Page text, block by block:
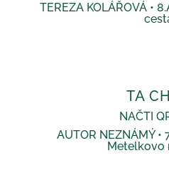
TEREZA KOLÁŘOVÁ •
TA
NAČTI
AUTOR NEZNÁMÝ
Metelkovo